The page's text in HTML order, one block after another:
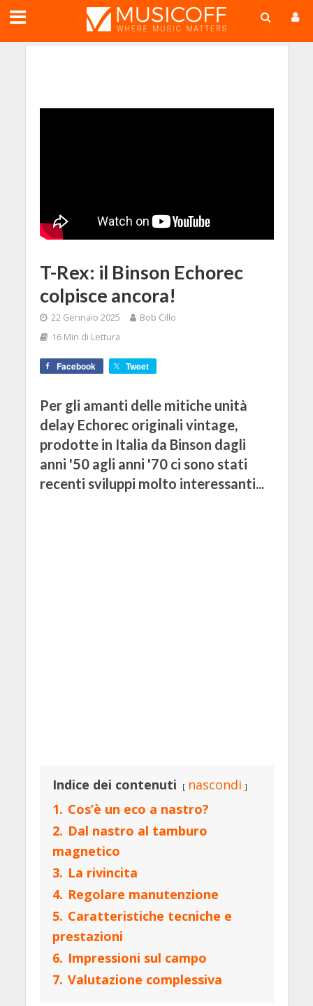
T-Rex: il Binson Echorec
colpisce ancora!
22 Gennaio 2025
Bob Cillo
16 Min di Lettura
Facebook Tweet
Per gli amanti delle mitiche unità
delay Echorec originali vintage,
prodotte in Italia da Binson dagli
anni '50 agli anni '70 ci sono stati
recenti sviluppi molto interessanti...
Indice dei contenuti
nascondi
1. Cos’è un eco a nastro?
2. Dal nastro al tamburo
magnetico
3. La rivincita
4. Regolare manutenzione
5. Caratteristiche tecniche e
prestazioni
6. Impressioni sul campo
7. Valutazione complessiva